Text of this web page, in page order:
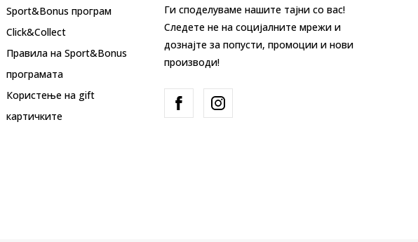
Sport&Bonus програм
Click&Collect
Правила на Sport&Bonus
програмата
Користење на gift
картичките
Ги споделуваме нашите тајни со вас!
Следете не на социјалните мрежи и
дознајте за попусти, промоции и нови
производи!